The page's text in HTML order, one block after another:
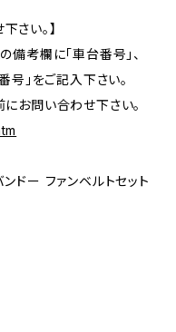
さい。】
備考欄に「車台番号」、
号」をご記入下さい。
お問い合わせ下さい。
ドー ファンベルトセット